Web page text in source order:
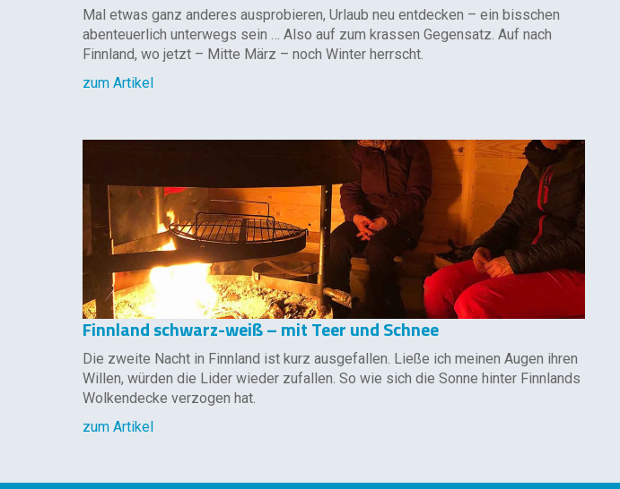
Mal etwas ganz anderes ausprobieren, Urlaub neu entdecken – ein bisschen
abenteuerlich unterwegs sein … Also auf zum krassen Gegensatz. Auf nach
Finnland, wo jetzt – Mitte März – noch Winter herrscht.
zum Artikel
Finnland schwarz-weiß – mit Teer und Schnee
Die zweite Nacht in Finnland ist kurz ausgefallen. Ließe ich meinen Augen ihren
Willen, würden die Lider wieder zufallen. So wie sich die Sonne hinter Finnlands
Wolkendecke verzogen hat.
zum Artikel